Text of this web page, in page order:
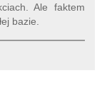
Ale faktem
bazie.